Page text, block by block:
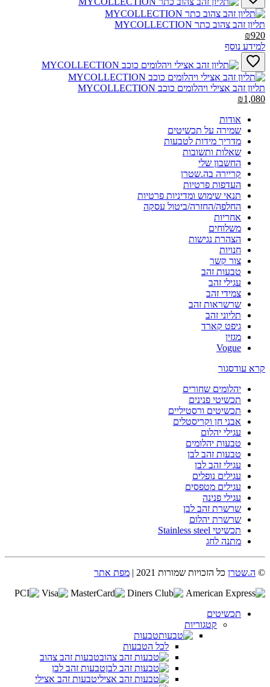
תליון זהב צהוב כתר MYCOLLECTION‎
₪920
למידע נוסף
תליון זהב אצילי ויהלומים כוכב MYCOLLECTION‎
₪1,080
אודות
שמירה על תכשיטים
מדריך מידות לטבעות
שאלות ותשובות
החשבון שלי
קריירה בה.שטרן
העדפות פרטיות
תנאי שימוש ומדיניות פרטיות
החלפה/החזרה/ביטול עסקה
אחריות
משלוחים
הצהרת נגישות
חנויות
צור קשר
טבעות זהב
עגילי זהב
צמידי זהב
שרשראות זהב
תליוני זהב
גיפט קארד
מגזין
Vogue
קרא עודסגור
יהלומים שחורים
תכשיטי פנינים
תכשיטים ורסטיליים
אבני חן וקריסטלים
עגילי יהלום
טבעות יהלומים
טבעות זהב לבן
עגילי זהב לבן
עגילים נופלים
עגילים מטפסים
עגילי פנינה
שרשרת זהב לבן
שרשרת יהלום
תכשיטי Stainless steel
מתנה לחג
© ה.שטרן כל הזכויות שמורות 2021 | מפת אתר
תכשיטים
קטגוריות
טבעות
לכל הטבעות
טבעות זהב צהוב
טבעות זהב לבן
טבעות זהב אצילי